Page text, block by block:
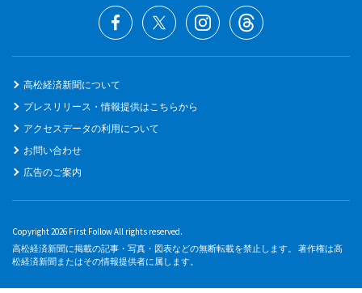
高松経済新聞について
プレスリリース・情報提供はこちらから
アクセスデータの利用について
お問い合わせ
広告のご案内
Copyright 2026 First Follow All rights reserved.
高松経済新聞に掲載の記事・写真・図表などの無断転載を禁止します。 著作権は高
松経済新聞またはその情報提供者に属します。